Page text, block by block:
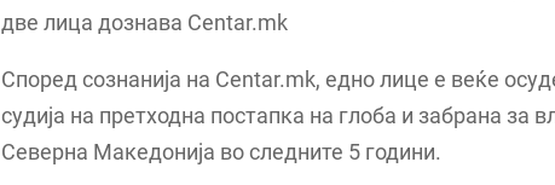
две лица дознава Centar.mk
Според сознанија на Centar.mk, едно лице е веќе
судија на претходна постапка на глоба и забрана за
Северна Македонија во следните 5 години.